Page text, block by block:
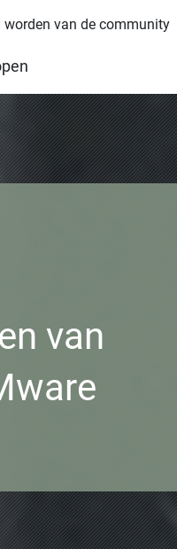
worden van de community
van